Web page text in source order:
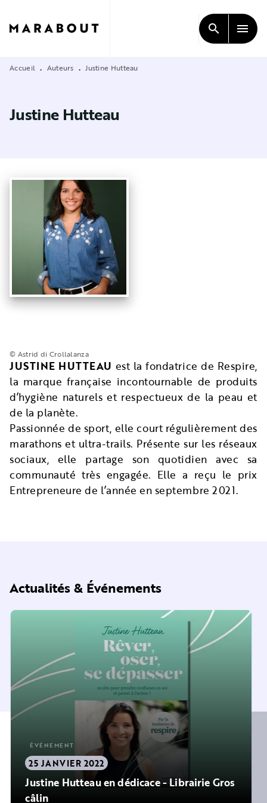
CONTENU
search menu
Accueil • Auteurs • Justine Hutteau
Justine Hutteau
JUSTINE HUTTEAU est la fondatrice de Respire,
la marque française incontournable de produits
d’hygiène naturels et respectueux de la peau et
de la planète.
Passionnée de sport, elle court régulièrement des
marathons et ultra-trails. Présente sur les réseaux
sociaux, elle partage son quotidien avec sa
communauté très engagée. Elle a reçu le prix
Entrepreneure de l’année en septembre 2021.
© Astrid di Crollalanza
Actualités & Événements
ÉVÈNEMENT
25 JANVIER 2022
Justine Hutteau en dédicace - Librairie Gros
câlin